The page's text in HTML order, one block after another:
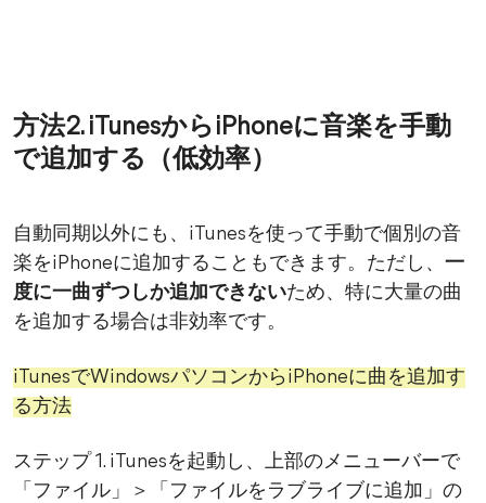
方法2. iTunesからiPhoneに音楽を手動
で追加する（低効率）
自動同期以外にも、iTunesを使って手動で個別の音
楽をiPhoneに追加することもできます。ただし、 一
度に一曲ずつしか追加できないため、特に大量の曲
を追加する場合は非効率です。
iTunesでWindowsパソコンからiPhoneに曲を追加す
る方法
ステップ 1. iTunesを起動し、上部のメニューバーで
「ファイル」＞「ファイルをラブライブに追加」の